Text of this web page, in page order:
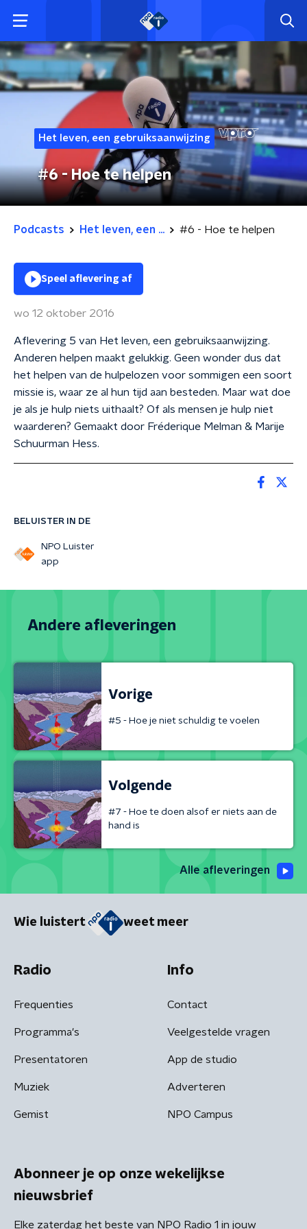
Het leven, een gebruiksaanwijzing
#6 - Hoe te helpen
Podcasts Het leven, een ... #6 - Hoe te helpen
BELUISTER IN DE
NPO Luister
app
Speel aflevering af
wo 12 oktober 2016
Aflevering 5 van Het leven, een gebruiksaanwijzing.
Anderen helpen maakt gelukkig. Geen wonder dus dat
het helpen van de hulpelozen voor sommigen een soort
missie is, waar ze al hun tijd aan besteden. Maar wat doe
je als je hulp niets uithaalt? Of als mensen je hulp niet
waarderen? Gemaakt door Fréderique Melman & Marije
Schuurman Hess.
Andere afleveringen
Vorige
#5 - Hoe je niet schuldig te voelen
Volgende
#7 - Hoe te doen alsof er niets aan de
hand is
Alle afleveringen
Wie luistert weet meer
Radio
Frequenties
Programma's
Presentatoren
Muziek
Gemist
Info
Contact
Veelgestelde vragen
App de studio
Adverteren
NPO Campus
Abonneer je op onze wekelijkse
nieuwsbrief
Elke zaterdag het beste van NPO Radio 1 in jouw